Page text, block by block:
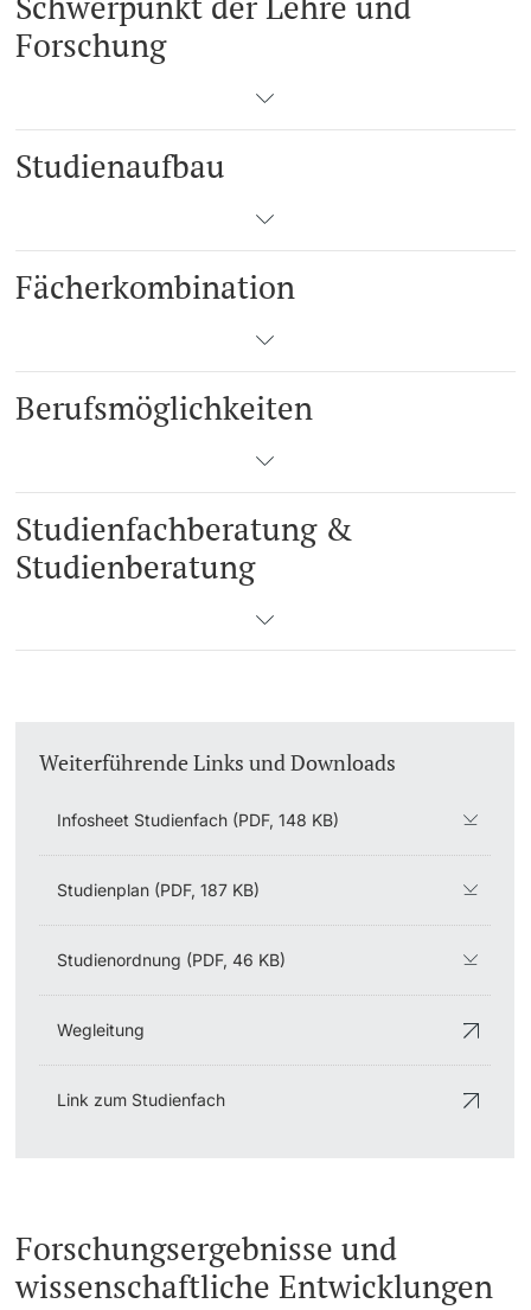
Forschung
Studienaufbau
Fächerkombination
Berufsmöglichkeiten
Studienfachberatung &
Studienberatung
Weiterführende Links und Downloads
Infosheet Studienfach (PDF, 148 KB)
Studienplan (PDF, 187 KB)
Studienordnung (PDF, 46 KB)
Wegleitung
Link zum Studienfach
Forschungsergebnisse und
wissenschaftliche Entwicklungen